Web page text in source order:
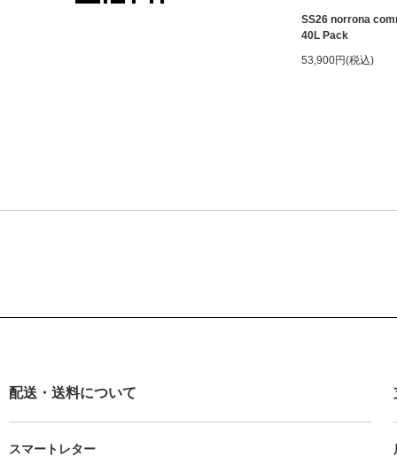
SS26 norrona
40L Pack
53,900円(税込)
配送・送料について
スマートレター